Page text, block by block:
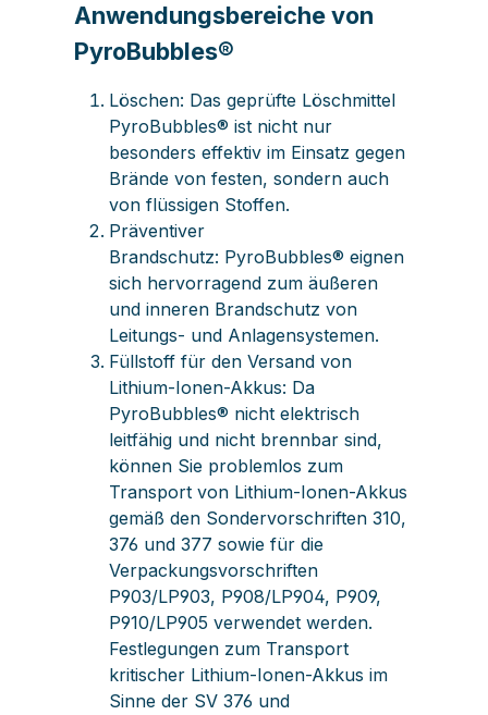
Anwendungsbereiche von
PyroBubbles®
Löschen: Das geprüfte Löschmittel
PyroBubbles® ist nicht nur
besonders effektiv im Einsatz gegen
Brände von festen, sondern auch
von flüssigen Stoffen.
Präventiver
Brandschutz: PyroBubbles® eignen
sich hervorragend zum äußeren
und inneren Brandschutz von
Leitungs- und Anlagensystemen.
Füllstoff für den Versand von
Lithium-Ionen-Akkus: Da
PyroBubbles® nicht elektrisch
leitfähig und nicht brennbar sind,
können Sie problemlos zum
Transport von Lithium-Ionen-Akkus
gemäß den Sondervorschriften 310,
376 und 377 sowie für die
Verpackungsvorschriften
P903/LP903, P908/LP904, P909,
P910/LP905 verwendet werden.
Festlegungen zum Transport
kritischer Lithium-Ionen-Akkus im
Sinne der SV 376 und